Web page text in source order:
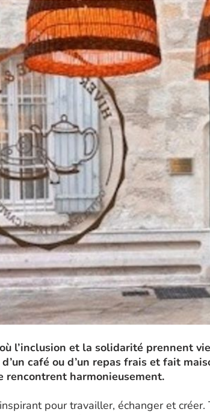
l’inclusion et la solidarité prennent
café ou d’un repas frais et fait
rencontrent harmonieusement.
pour travailler, échanger et créer.